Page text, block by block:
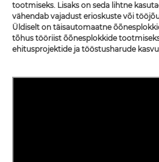
tootmiseks. Lisaks on seda lihtne
vähendab vajadust erioskuste või
Üldiselt on täisautomaatne
tõhus tööriist õõnesplokkide
ehitusprojektide ja tööstusharude